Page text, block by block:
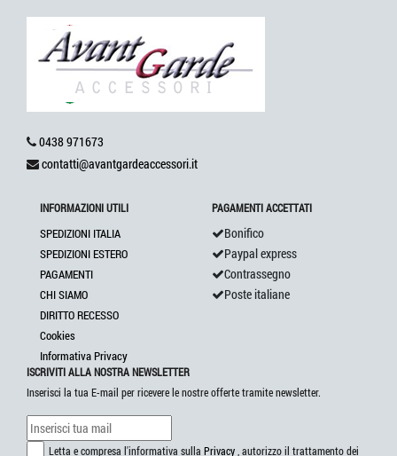
0438 971673
contatti@avantgardeaccessori.it
INFORMAZIONI UTILI
SPEDIZIONI ITALIA
SPEDIZIONI ESTERO
PAGAMENTI
CHI SIAMO
DIRITTO RECESSO
Cookies
Informativa Privacy
PAGAMENTI ACCETTATI
Bonifico
Paypal express
Contrassegno
Poste italiane
ISCRIVITI ALLA NOSTRA NEWSLETTER
Inserisci la tua E-mail per ricevere le nostre offerte tramite newsletter.
Letta e compresa l'informativa sulla Privacy , autorizzo il trattamento dei